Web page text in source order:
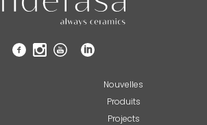
Nouvelles
Produits
Projects